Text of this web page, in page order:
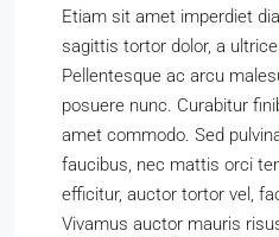
Etiam sit amet imperdiet
sagittis tortor dolor, a
Pellentesque ac arcu
posuere nunc. Curabitur
amet commodo. Sed
faucibus, nec mattis orci
efficitur, auctor tortor vel,
Vivamus auctor mauris